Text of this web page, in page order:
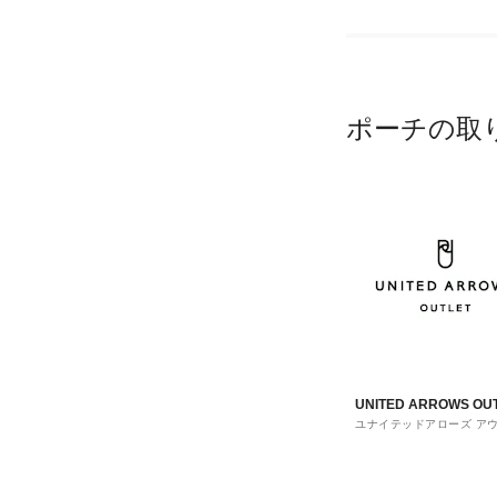
ポーチの取
UNITED ARROWS
ユナイテッドアローズ ア